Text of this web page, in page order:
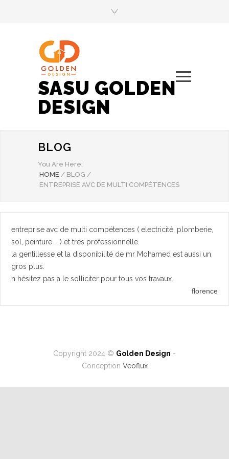
SASU GOLDEN
DESIGN
BLOG
You Are Here:
HOME / BLOG /
ENTREPRISE AVC DE MULTI COMPÉTENCES
entreprise avc de multi compétences ( electricité, plomberie,
sol, peinture … ) et tres professionnelle.
la gentillesse et la disponibilité de mr Mohamed est aussi un
gros plus.
n hésitez pas a le solliciter pour tous vos travaux.
florence
Copyright 2024 © Golden Design -
Conception Veoflux